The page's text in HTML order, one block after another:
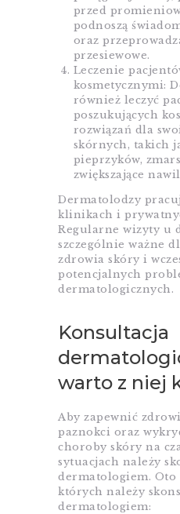
przed
podnoszą
oraz
przesiewowe.
Leczenie
kosmetycznymi:
również leczyć
poszukujących
rozwiązań dla
skórnych, takich
pieprzyków,
zwiększające
Dermatolodzy
klinikach i
Regularne wizyty u
szczególnie ważne
zdrowia skóry i
potencjalnych
dermatologicznych.
Konsultacja
warto z niej
Aby zapewnić
paznokci oraz
choroby skóry na
sytuacjach należy
dermatologiem. Oto
których należy
dermatologiem: